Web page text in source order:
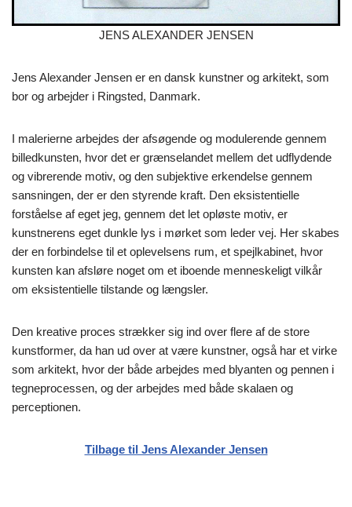
JENS ALEXANDER JENSEN
Jens Alexander Jensen er en dansk kunstner og arkitekt, som
bor og arbejder i Ringsted, Danmark.
I malerierne arbejdes der afsøgende og modulerende gennem
billedkunsten, hvor det er grænselandet mellem det udflydende
og vibrerende motiv, og den subjektive erkendelse gennem
sansningen, der er den styrende kraft. Den eksistentielle
forståelse af eget jeg, gennem det let opløste motiv, er
kunstnerens eget dunkle lys i mørket som leder vej. Her skabes
der en forbindelse til et oplevelsens rum, et spejlkabinet, hvor
kunsten kan afsløre noget om et iboende menneskeligt vilkår
om eksistentielle tilstande og længsler.
Den kreative proces strækker sig ind over flere af de store
kunstformer, da han ud over at være kunstner, også har et virke
som arkitekt, hvor der både arbejdes med blyanten og pennen i
tegneprocessen, og der arbejdes med både skalaen og
perceptionen.
Tilbage til Jens Alexander Jensen